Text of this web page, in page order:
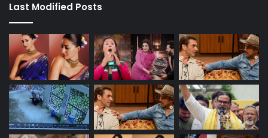
Last Modified Posts